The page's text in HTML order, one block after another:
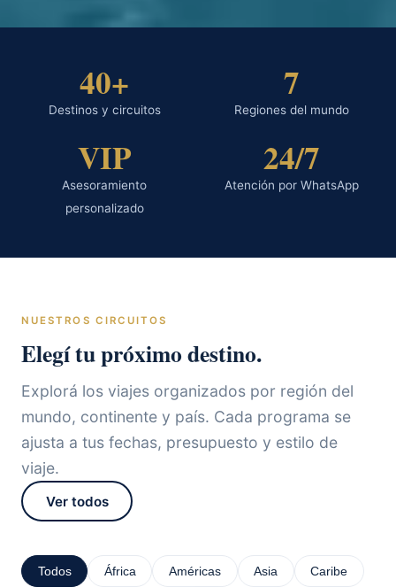
40+
Destinos y circuitos
7
Regiones del mundo
VIP
Asesoramiento
personalizado
24/7
Atención por WhatsApp
NUESTROS CIRCUITOS
Elegí tu próximo destino.
Explorá los viajes organizados por región del
mundo, continente y país. Cada programa se
ajusta a tus fechas, presupuesto y estilo de
viaje.
Ver todos
Todos África Américas Asia Caribe